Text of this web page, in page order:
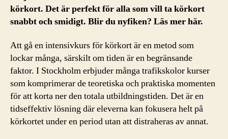
körkort. Det är perfekt för alla som vill ta körkort
snabbt och smidigt. Blir du nyfiken? Läs mer här.
Att gå en intensivkurs för körkort är en metod som
lockar många, särskilt om tiden är en begränsande
faktor. I Stockholm erbjuder många trafikskolor kurser
som komprimerar de teoretiska och praktiska momenten
för att korta ner den totala utbildningstiden. Det är en
tidseffektiv lösning där eleverna kan fokusera helt på
körkortet under en period utan att distraheras av annat.